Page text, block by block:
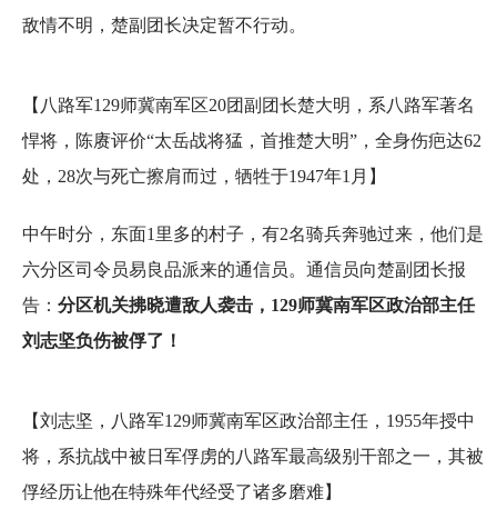
敌情不明，楚副团长决定暂不行动。
【八路军129师冀南军区20团副团长楚大明，系八路军著名
悍将，陈赓评价“太岳战将猛，首推楚大明”，全身伤疤达62
处，28次与死亡擦肩而过，牺牲于1947年1月】
中午时分，东面1里多的村子，有2名骑兵奔驰过来，他们是
六分区司令员易良品派来的通信员。通信员向楚副团长报
告： 分区机关拂晓遭敌人袭击，129师冀南军区政治部主任
刘志坚负伤被俘了！
【刘志坚，八路军129师冀南军区政治部主任，1955年授中
将，系抗战中被日军俘虏的八路军最高级别干部之一，其被
俘经历让他在特殊年代经受了诸多磨难】